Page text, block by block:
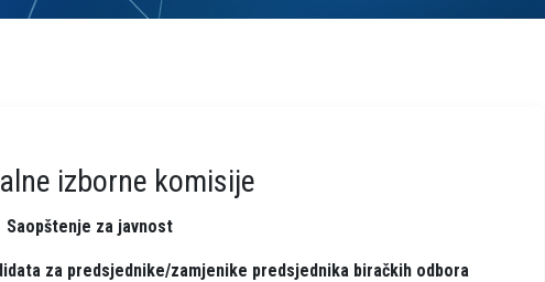
izborne komisije
Saopštenje za javnost
za predsjednike/zamjenike predsjednika biračkih odbora